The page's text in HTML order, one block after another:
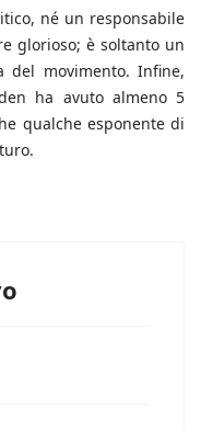
né un responsabile
glorioso; è soltanto un
del movimento. Infine,
ha avuto almeno 5
qualche esponente di